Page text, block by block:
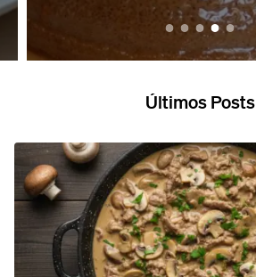
Últimos Posts